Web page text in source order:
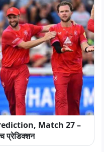
Match 27 –
प्रेडिक्शन